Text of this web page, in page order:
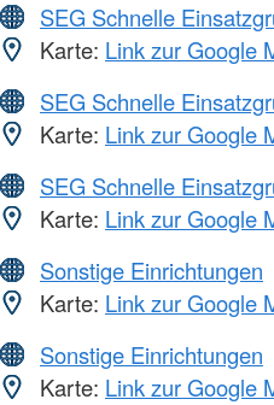
SEG Schnelle
Karte: Link zur Google
SEG Schnelle
Karte: Link zur Google
SEG Schnelle
Karte: Link zur Google
Sonstige Einrichtungen
Karte: Link zur Google
Sonstige Einrichtungen
Karte: Link zur Google